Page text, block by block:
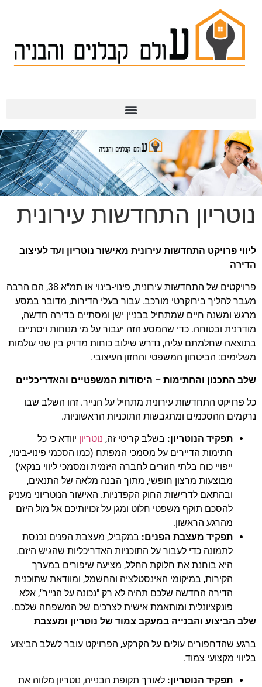
נוטריון התחדשות עירונית
ליווי פרויקט התחדשות עירונית מאישור נוטריון ועד לעיצוב
הדירה
פרויקטים של התחדשות עירונית, פינוי-בינוי או תמ"א 38, הם הרבה
מעבר להליך בירוקרטי מורכב. עבור בעלי הדירות, מדובר במסע
מרגש ומשנה חיים שמתחיל בבניין ישן ומסתיים בדירה חדשה,
מודרנית ובטוחה. כדי שהמסע הזה יעבור על מי מנוחות ויסתיים
בתוצאה שחלמתם עליה, נדרש שילוב כוחות מדויק בין שני עולמות
משלימים: הביטחון המשפטי והחזון העיצובי.
שלב התכנון והחתימות – היסודות המשפטיים והאדריכליים
כל פרויקט התחדשות עירונית מתחיל על הנייר. זהו השלב שבו
נרקמים ההסכמים ומתגבשות התוכניות הראשוניות.
תפקיד הנוטריון: בשלב קריטי זה, נוטריון יוודא כי כל
חתימות הדיירים על מסמכי המפתח (כמו הסכמי פינוי-בינוי,
ייפויי כוח בלתי חוזרים לחברה היזמית ומסמכי ליווי בנקאי)
מבוצעות מרצון חופשי, מתוך הבנה מלאה של התנאים,
ובהתאם לדרישות החוק הקפדניות. האישור הנוטריוני מעניק
להסכם תוקף משפטי חלוט ומגן על זכויותיכם אל מול היזם
מהרגע הראשון.
תפקיד מעצבת הפנים: במקביל, מעצבת הפנים נכנסת
לתמונה כדי לעבור על התוכניות האדריכליות שהגיש היזם.
היא בוחנת את חלוקת החלל, מציעה שיפורים במערך
הקירות, במיקומי האינסטלציה והחשמל, ומוודאת שתוכנית
הדירה החדשה שלכם תהיה לא רק "נכונה על הנייר", אלא
פונקציונלית ומותאמת אישית לצרכים של המשפחה שלכם.
שלב הביצוע והבנייה במעקב צמוד של נוטריון ומעצבת
ברגע שהדחפורים עולים על הקרקע, הפרויקט עובר לשלב הביצוע
בליווי מקצועי צמוד.
תפקיד הנוטריון: לאורך תקופת הבנייה, נוטריון מלווה את